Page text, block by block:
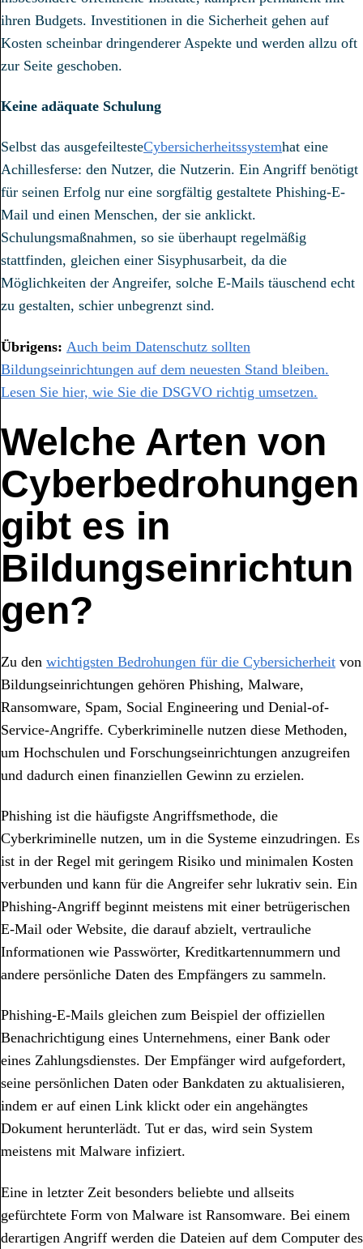
ihren Budgets. Investitionen in die Sicherheit gehen auf
Kosten scheinbar dringenderer Aspekte und werden allzu oft
zur Seite geschoben.
Keine adäquate Schulung
Selbst das ausgefeiltesteCybersicherheitssystemhat eine
Achillesferse: den Nutzer, die Nutzerin. Ein Angriff benötigt
für seinen Erfolg nur eine sorgfältig gestaltete Phishing-E-
Mail und einen Menschen, der sie anklickt.
Schulungsmaßnahmen, so sie überhaupt regelmäßig
stattfinden, gleichen einer Sisyphusarbeit, da die
Möglichkeiten der Angreifer, solche E-Mails täuschend echt
zu gestalten, schier unbegrenzt sind.
Übrigens: Auch beim Datenschutz sollten
Bildungseinrichtungen auf dem neuesten Stand bleiben.
Lesen Sie hier, wie Sie die DSGVO richtig umsetzen.
Welche Arten von
Cyberbedrohungen
gibt es in
Bildungseinrichtun
gen?
Zu den wichtigsten Bedrohungen für die Cybersicherheit von
Bildungseinrichtungen gehören Phishing, Malware,
Ransomware, Spam, Social Engineering und Denial-of-
Service-Angriffe. Cyberkriminelle nutzen diese Methoden,
um Hochschulen und Forschungseinrichtungen anzugreifen
und dadurch einen finanziellen Gewinn zu erzielen.
Phishing ist die häufigste Angriffsmethode, die
Cyberkriminelle nutzen, um in die Systeme einzudringen. Es
ist in der Regel mit geringem Risiko und minimalen Kosten
verbunden und kann für die Angreifer sehr lukrativ sein. Ein
Phishing-Angriff beginnt meistens mit einer betrügerischen
E-Mail oder Website, die darauf abzielt, vertrauliche
Informationen wie Passwörter, Kreditkartennummern und
andere persönliche Daten des Empfängers zu sammeln.
Phishing-E-Mails gleichen zum Beispiel der offiziellen
Benachrichtigung eines Unternehmens, einer Bank oder
eines Zahlungsdienstes. Der Empfänger wird aufgefordert,
seine persönlichen Daten oder Bankdaten zu aktualisieren,
indem er auf einen Link klickt oder ein angehängtes
Dokument herunterlädt. Tut er das, wird sein System
meistens mit Malware infiziert.
Eine in letzter Zeit besonders beliebte und allseits
gefürchtete Form von Malware ist Ransomware. Bei einem
derartigen Angriff werden die Dateien auf dem Computer des